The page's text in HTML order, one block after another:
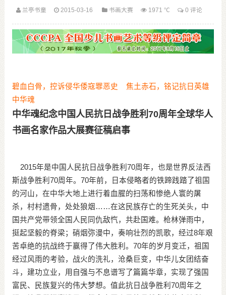
兰亭书童 2015-03-16 书画大赛 1971 ℃ 0 评论
碧血白骨，控诉侵华倭寇罪恶史 焦土赤石，铭记抗日英雄
中华魂
中华魂纪念中国人民抗日战争胜利70周年全球华人
书画名家作品大展赛征稿启事
2015年是中国人民抗日战争胜利70周年，也是世界反法西
斯战争胜利70周年。70年前，日本侵略者的铁蹄践踏了祖国
的河山，在中华大地上进行着血腥的扫荡和惨绝人寰的屠
杀，村村遗骨，处处狼烟……在这民族存亡的生死关头，中
国共产党带领全国人民同仇敌忾，共赴国难。枪林弹雨中，
挺起坚毅的脊梁；硝烟弥漫中，奏响壮烈的凯歌，经过8年艰
苦卓绝的抗战终于赢得了伟大胜利。70年的岁月变迁，祖国
经过风雨的考验，战火的洗礼，沧桑巨变，中华儿女团结奋
斗，建功立业，用自强与不息谱写了篇篇华章，实现了强国
富民、民族复兴的伟大梦想。值此抗日战争胜利70周年之